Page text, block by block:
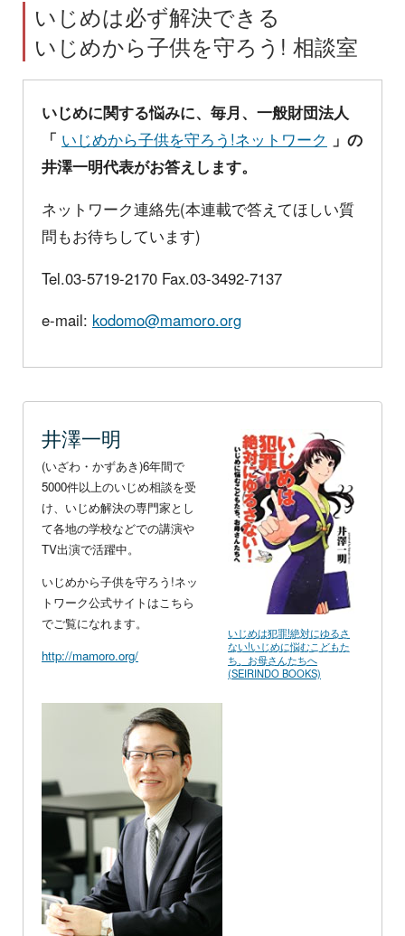
いじめは必ず解決できる
いじめから子供を守ろう! 相談室
いじめに関する悩みに、毎月、一般財団法人
「 いじめから子供を守ろう!ネットワーク 」の
井澤一明代表がお答えします。
ネットワーク連絡先(本連載で答えてほしい質
問もお待ちしています)
Tel.03-5719-2170 Fax.03-3492-7137
e-mail: kodomo@mamoro.org
いじめは犯罪!絶対にゆるさ
ない!いじめに悩むこどもた
ち、お母さんたちへ
(SEIRINDO BOOKS)
井澤一明
(いざわ・かずあき)6年間で
5000件以上のいじめ相談を受
け、いじめ解決の専門家とし
て各地の学校などでの講演や
TV出演で活躍中。
いじめから子供を守ろう!ネッ
トワーク公式サイトはこちら
でご覧になれます。
http://mamoro.org/